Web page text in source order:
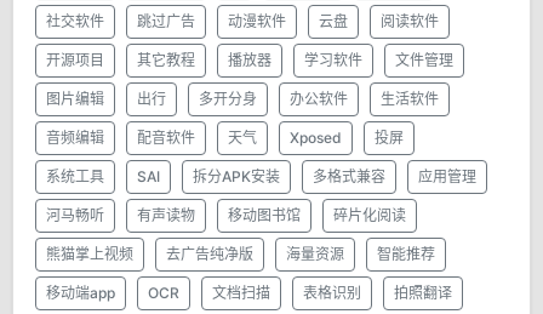
社交软件 跳过广告 动漫软件 云盘 阅读软件
开源项目 其它教程 播放器 学习软件 文件管理
图片编辑 出行 多开分身 办公软件 生活软件
音频编辑 配音软件 天气 Xposed 投屏
系统工具 SAI 拆分APK安装 多格式兼容 应用管理
河马畅听 有声读物 移动图书馆 碎片化阅读
熊猫掌上视频 去广告纯净版 海量资源 智能推荐
移动端app OCR 文档扫描 表格识别 拍照翻译